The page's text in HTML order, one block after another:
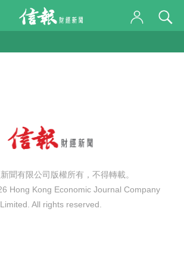
聞有限公司版權所有，不得轉載。
Hong Kong Economic Journal Company
Limited. All rights reserved.